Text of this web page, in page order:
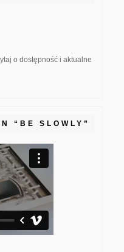
o dostępność i aktualne
“BE SLOWLY”